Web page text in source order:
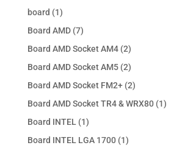
board 11
producto
Board AMD 77
productos
Board AMD Socket AM4 22
productos
Board AMD Socket AM5 22
productos
Board AMD Socket FM2+ 22
productos
Board AMD Socket TR4 & WRX80 11
Board INTEL 11
producto
Board INTEL LGA 1700 11